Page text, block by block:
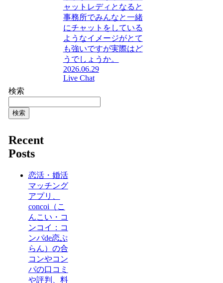
ャットレディとなると
事務所でみんなと一緒
にチャットをしている
ようなイメージがとて
も強いですが実際はど
うでしょうか。
2026.06.29
Live Chat
検索
検索
Recent
Posts
恋活・婚活
マッチング
アプリ、
concoi（こ
んこい・コ
ンコイ：コ
ンパde恋ぷ
らん）の合
コンやコン
パの口コミ
や評判、料